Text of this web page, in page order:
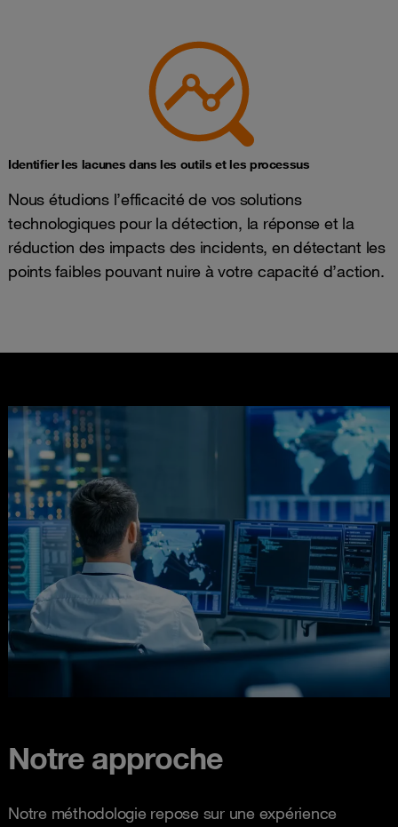
Identifier les lacunes dans les outils et les processus
Nous étudions l’efficacité de vos solutions
technologiques pour la détection, la réponse et la
réduction des impacts des incidents, en détectant les
points faibles pouvant nuire à votre capacité d’action.
Notre approche
Notre méthodologie repose sur une expérience